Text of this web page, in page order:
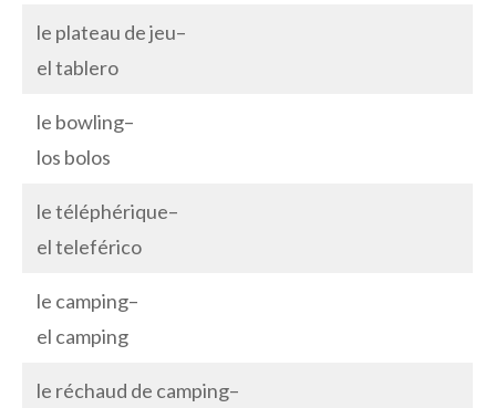
le plateau de jeu–
el tablero
le bowling–
los bolos
le téléphérique–
el teleférico
le camping–
el camping
le réchaud de camping–